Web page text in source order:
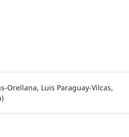
Orellana, Luis Paraguay-Vilcas,